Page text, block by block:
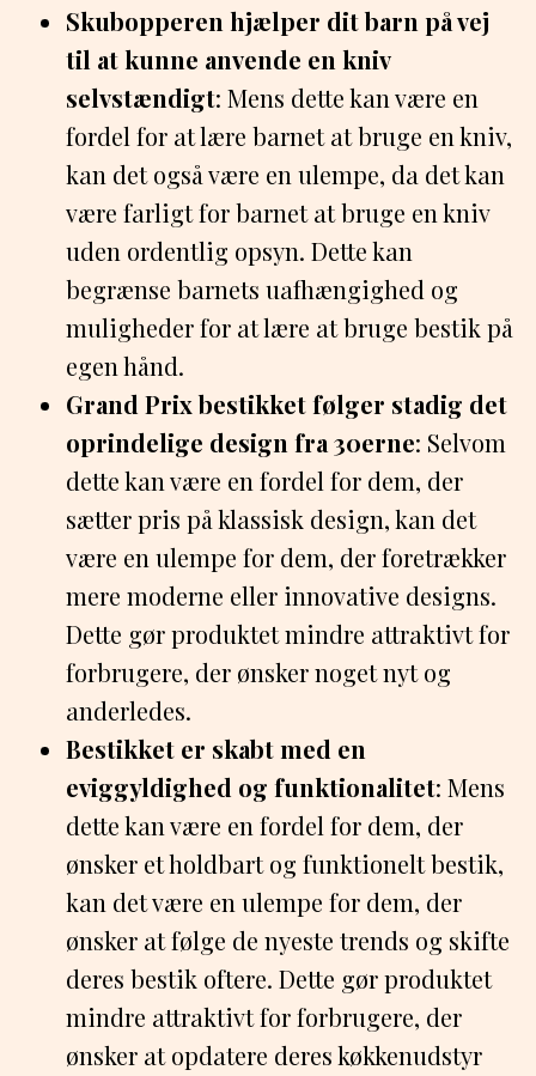
Skubopperen hjælper dit barn på vej
til at kunne anvende en kniv
selvstændigt: Mens dette kan være en
fordel for at lære barnet at bruge en kniv,
kan det også være en ulempe, da det kan
være farligt for barnet at bruge en kniv
uden ordentlig opsyn. Dette kan
begrænse barnets uafhængighed og
muligheder for at lære at bruge bestik på
egen hånd.
Grand Prix bestikket følger stadig det
oprindelige design fra 30erne: Selvom
dette kan være en fordel for dem, der
sætter pris på klassisk design, kan det
være en ulempe for dem, der foretrækker
mere moderne eller innovative designs.
Dette gør produktet mindre attraktivt for
forbrugere, der ønsker noget nyt og
anderledes.
Bestikket er skabt med en
eviggyldighed og funktionalitet: Mens
dette kan være en fordel for dem, der
ønsker et holdbart og funktionelt bestik,
kan det være en ulempe for dem, der
ønsker at følge de nyeste trends og skifte
deres bestik oftere. Dette gør produktet
mindre attraktivt for forbrugere, der
ønsker at opdatere deres køkkenudstyr